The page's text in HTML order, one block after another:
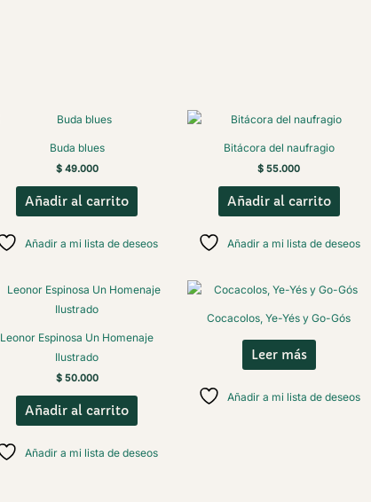
Buda blues
$49.000
Añadir al carrito
Añadir a mi lista de deseos
Bitácora del naufragio
$ 55.000
Añadir al carrito
Añadir a mi lista de deseos
Leonor Espinosa Un Homenaje
Ilustrado
$50.000
Añadir al carrito
Añadir a mi lista de deseos
Cocacolos, Ye-Yés y Go-Gós
Leer más
Añadir a mi lista de deseos